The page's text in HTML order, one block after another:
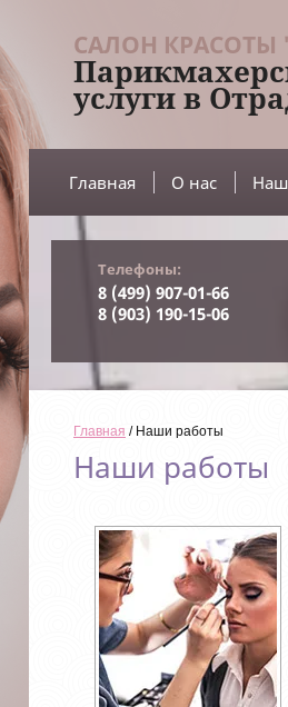
САЛОН КРАСОТЫ
услуги в
Главная О нас
Телефоны:
8 (499) 907-01-66
8 (903) 190-15-06
Главная / Наши работы
Наши работы